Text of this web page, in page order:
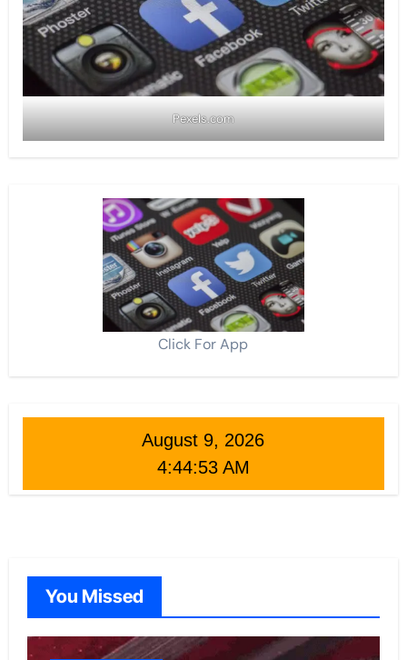
Pexels.com
Click For App
August 9, 2026
4:44:55 AM
You Missed